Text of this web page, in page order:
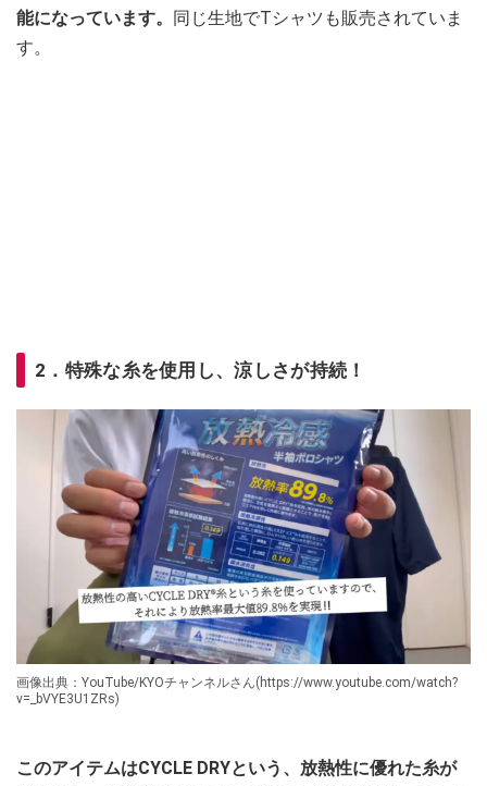
能になっています。 同じ生地でTシャツも販売されていま
す。
2．特殊な糸を使用し、涼しさが持続！
画像出典：YouTube/KYOチャンネルさん(https://www.youtube.com/watch?
v=_bVYE3U1ZRs)
このアイテムはCYCLE DRYという、放熱性に優れた糸が